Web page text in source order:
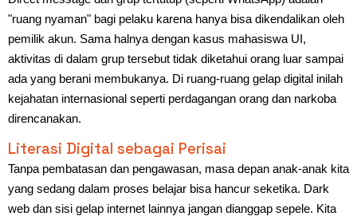
"ruang nyaman" bagi pelaku karena hanya bisa dikendalikan oleh
pemilik akun. Sama halnya dengan kasus mahasiswa UI,
aktivitas di dalam grup tersebut tidak diketahui orang luar sampai
ada yang berani membukanya. Di ruang-ruang gelap digital inilah
kejahatan internasional seperti perdagangan orang dan narkoba
direncanakan.
Literasi Digital sebagai Perisai
Tanpa pembatasan dan pengawasan, masa depan anak-anak kita
yang sedang dalam proses belajar bisa hancur seketika. Dark
web dan sisi gelap internet lainnya jangan dianggap sepele. Kita